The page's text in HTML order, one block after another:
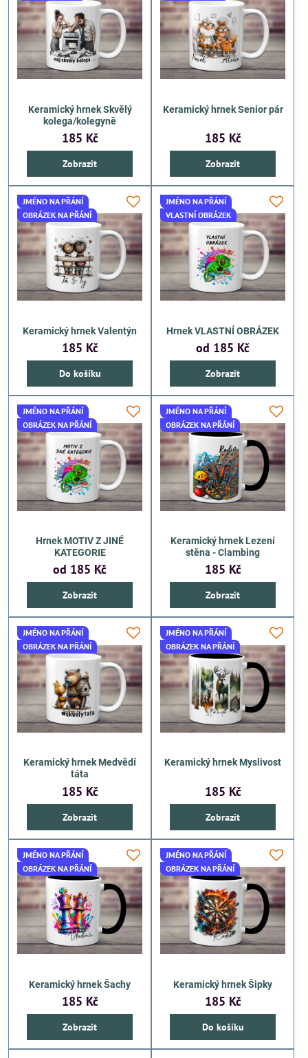
Keramický hrnek Skvělý
kolega/kolegyně
185 Kč
Zobrazit
Keramický hrnek Senior pár
185 Kč
Zobrazit
JMÉNO NA PŘÁNÍ
OBRÁZEK NA PŘÁNÍ
Keramický hrnek Valentýn
185 Kč
Do košíku
JMÉNO NA PŘÁNÍ
VLASTNÍ OBRÁZEK
Hrnek VLASTNÍ OBRÁZEK
od 185 Kč
Zobrazit
JMÉNO NA PŘÁNÍ
OBRÁZEK NA PŘÁNÍ
Hrnek MOTIV Z JINÉ
KATEGORIE
od 185 Kč
Zobrazit
JMÉNO NA PŘÁNÍ
OBRÁZEK NA PŘÁNÍ
Keramický hrnek Lezení
stěna - Clambing
185 Kč
Zobrazit
JMÉNO NA PŘÁNÍ
OBRÁZEK NA PŘÁNÍ
Keramický hrnek Medvědí
táta
185 Kč
Zobrazit
JMÉNO NA PŘÁNÍ
OBRÁZEK NA PŘÁNÍ
Keramický hrnek Myslivost
185 Kč
Zobrazit
JMÉNO NA PŘÁNÍ
OBRÁZEK NA PŘÁNÍ
Keramický hrnek Šachy
185 Kč
Zobrazit
JMÉNO NA PŘÁNÍ
OBRÁZEK NA PŘÁNÍ
Keramický hrnek Šipky
185 Kč
Do košíku